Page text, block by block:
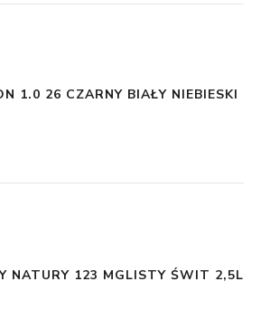
1.0 26 CZARNY BIAŁY NIEBIESKI
NATURY 123 MGLISTY ŚWIT 2,5L